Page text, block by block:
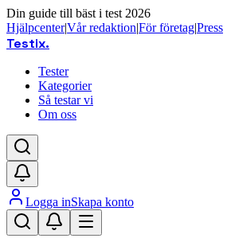
Din guide till bäst i test 2026
Hjälpcenter|Vår redaktion|För företag|Press
Testix.
Tester
Kategorier
Så testar vi
Om oss
Logga inSkapa konto